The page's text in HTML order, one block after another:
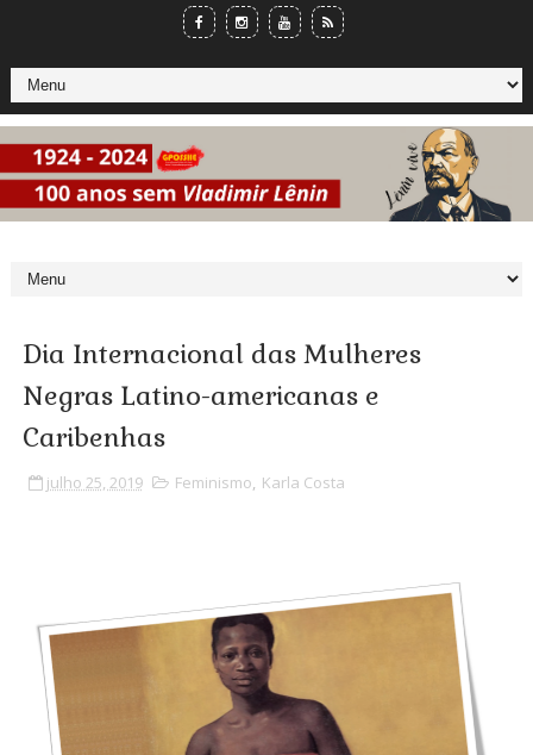
Dia Internacional das Mulheres
Negras Latino-americanas e
Caribenhas
julho 25, 2019 Feminismo, Karla Costa